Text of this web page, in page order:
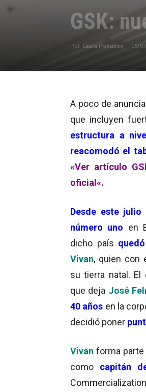
GSK:
Por Laura Ponasso - 06/
A poco de
que incluyen
estructura a
reacomodó el
«Ver artículo
oficial«.
Desde este julio
número uno en
dicho país
Vivan, quien con
su tierra natal.
que deja José
40 años en la
decidió poner
Vivan forma
como capitán